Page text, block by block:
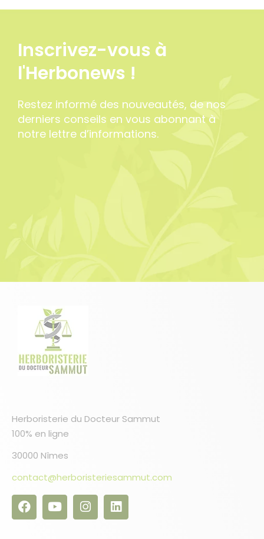
Inscrivez-vous à
l'Herbonews !
Restez informé des nouveautés, de nos
derniers conseils en vous abonnant à
notre lettre d’informations.
Herboristerie du Docteur Sammut
100% en ligne
30000 Nîmes
contact@herboristeriesammut.com